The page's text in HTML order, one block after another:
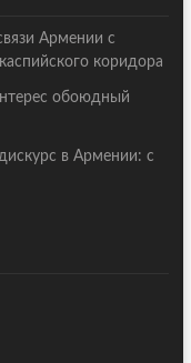
Армении с
коридора
обоюдный
в Армении: с